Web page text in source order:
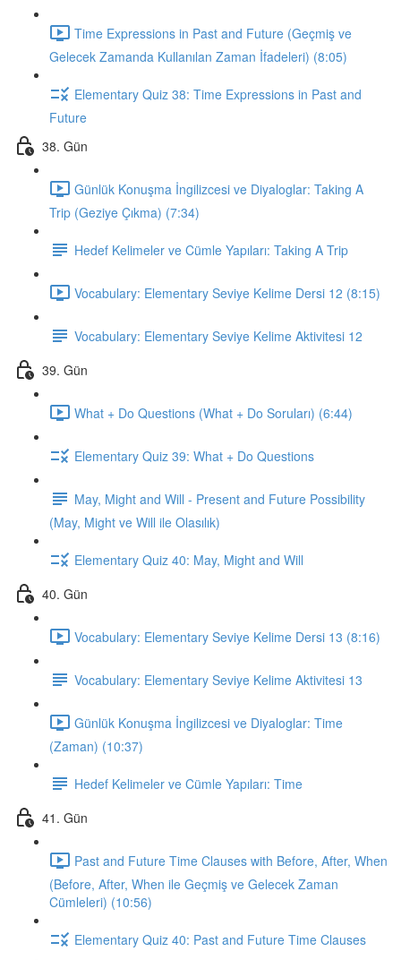
Time Expressions in Past and Future (Geçmiş ve
Gelecek Zamanda Kullanılan Zaman İfadeleri) (8:05)
Elementary Quiz 38: Time Expressions in Past and
Future
38. Gün
Günlük Konuşma İngilizcesi ve Diyaloglar: Taking A
Trip (Geziye Çıkma) (7:34)
Hedef Kelimeler ve Cümle Yapıları: Taking A Trip
Vocabulary: Elementary Seviye Kelime Dersi 12 (8:15)
Vocabulary: Elementary Seviye Kelime Aktivitesi 12
39. Gün
What + Do Questions (What + Do Soruları) (6:44)
Elementary Quiz 39: What + Do Questions
May, Might and Will - Present and Future Possibility
(May, Might ve Will ile Olasılık)
Elementary Quiz 40: May, Might and Will
40. Gün
Vocabulary: Elementary Seviye Kelime Dersi 13 (8:16)
Vocabulary: Elementary Seviye Kelime Aktivitesi 13
Günlük Konuşma İngilizcesi ve Diyaloglar: Time
(Zaman) (10:37)
Hedef Kelimeler ve Cümle Yapıları: Time
41. Gün
Past and Future Time Clauses with Before, After, When
(Before, After, When ile Geçmiş ve Gelecek Zaman
Cümleleri) (10:56)
Elementary Quiz 40: Past and Future Time Clauses